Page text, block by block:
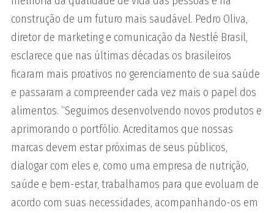
construção de um futuro mais saudável. Pedro Oliva,
diretor de marketing e comunicação da Nestlé Brasil,
esclarece que nas últimas décadas os brasileiros
ficaram mais proativos no gerenciamento de sua saúde
e passaram a compreender cada vez mais o papel dos
alimentos. “Seguimos desenvolvendo novos produtos e
aprimorando o portfólio. Acreditamos que nossas
marcas devem estar próximas de seus públicos,
dialogar com eles e, como uma empresa de nutrição,
saúde e bem-estar, trabalhamos para que evoluam de
acordo com suas necessidades, acompanhando-os em